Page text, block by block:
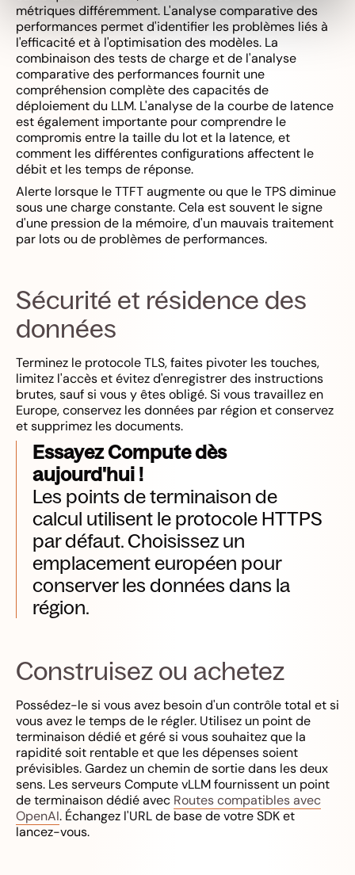
métriques différemment. L'analyse comparative des
performances permet d'identifier les problèmes liés à
l'efficacité et à l'optimisation des modèles. La
combinaison des tests de charge et de l'analyse
comparative des performances fournit une
compréhension complète des capacités de
déploiement du LLM. L'analyse de la courbe de latence
est également importante pour comprendre le
compromis entre la taille du lot et la latence, et
comment les différentes configurations affectent le
débit et les temps de réponse.
Alerte lorsque le TTFT augmente ou que le TPS diminue
sous une charge constante. Cela est souvent le signe
d'une pression de la mémoire, d'un mauvais traitement
par lots ou de problèmes de performances.
Sécurité et résidence des
données
Terminez le protocole TLS, faites pivoter les touches,
limitez l'accès et évitez d'enregistrer des instructions
brutes, sauf si vous y êtes obligé. Si vous travaillez en
Europe, conservez les données par région et conservez
et supprimez les documents.
Essayez Compute dès
aujourd'hui !
Les points de terminaison de
calcul utilisent le protocole HTTPS
par défaut. Choisissez un
emplacement européen pour
conserver les données dans la
région.
Construisez ou achetez
Possédez-le si vous avez besoin d'un contrôle total et si
vous avez le temps de le régler. Utilisez un point de
terminaison dédié et géré si vous souhaitez que la
rapidité soit rentable et que les dépenses soient
prévisibles. Gardez un chemin de sortie dans les deux
sens. Les serveurs Compute vLLM fournissent un point
de terminaison dédié avec Routes compatibles avec
OpenAI. Échangez l'URL de base de votre SDK et
lancez-vous.